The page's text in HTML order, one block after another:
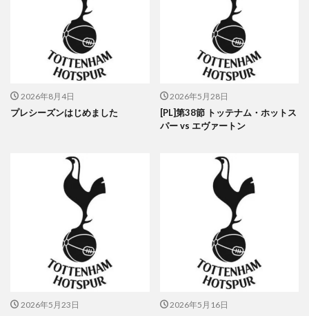
2026年8月4日
プレシーズンはじめました
2026年5月28日
[PL]第38節 トッテナム・ホットス
パー vs エヴァートン
2026年5月23日 2026年5月16日